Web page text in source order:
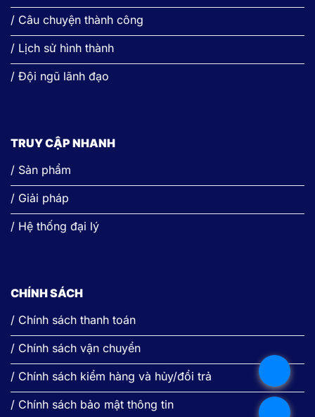
/ Câu chuyện thành công
/ Lịch sử hình thành
/ Đội ngũ lãnh đạo
TRUY CẬP NHANH
/ Sản phẩm
/ Giải pháp
/ Hệ thống đại lý
CHÍNH SÁCH
/ Chính sách thanh toán
/ Chính sách vận chuyển
/ Chính sách kiểm hàng và hủy/đổi trả
/ Chính sách bảo mật thông tin